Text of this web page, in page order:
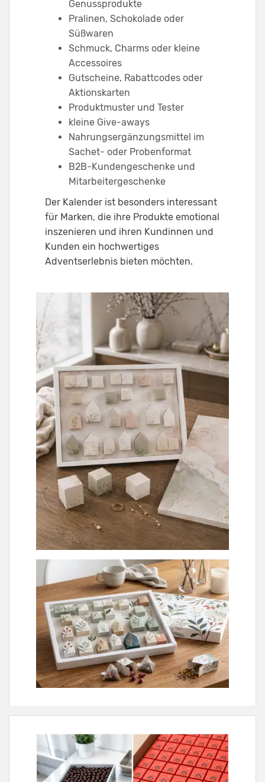
Genussprodukte
Pralinen, Schokolade oder
Süßwaren
Schmuck, Charms oder kleine
Accessoires
Gutscheine, Rabattcodes oder
Aktionskarten
Produktmuster und Tester
kleine Give-aways
Nahrungsergänzungsmittel im
Sachet- oder Probenformat
B2B-Kundengeschenke und
Mitarbeitergeschenke
Der Kalender ist besonders interessant
für Marken, die ihre Produkte emotional
inszenieren und ihren Kundinnen und
Kunden ein hochwertiges
Adventserlebnis bieten möchten.